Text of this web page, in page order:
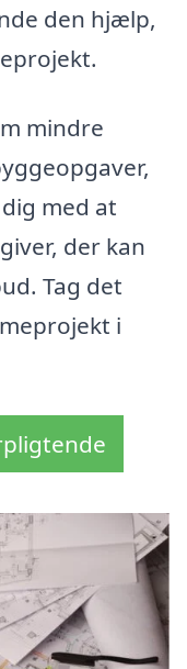
den hjælp,
mindre
med at
der kan
Tag det
i